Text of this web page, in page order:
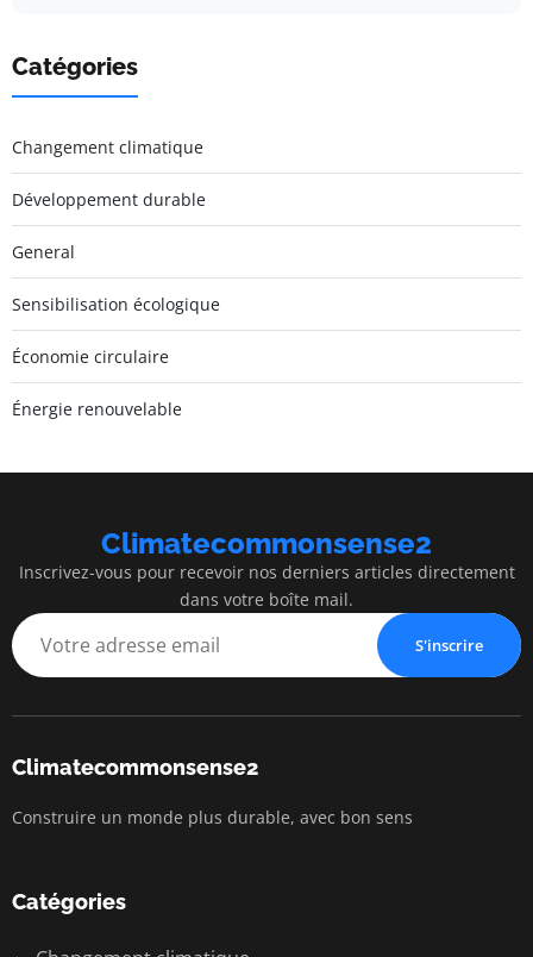
Catégories
Changement climatique
Développement durable
General
Sensibilisation écologique
Économie circulaire
Énergie renouvelable
Climatecommonsense2
Inscrivez-vous pour recevoir nos derniers articles directement
dans votre boîte mail.
S'inscrire
Climatecommonsense2
Construire un monde plus durable, avec bon sens
Catégories